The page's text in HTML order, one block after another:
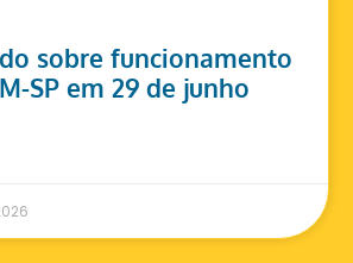
sobre funcionamento
SP em 29 de junho